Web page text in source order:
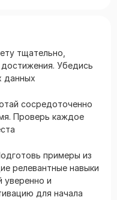
тщательно,
Убедись
данных
сосредоточенно
Проверь каждое
примеры из
релевантные навыки
уверенно и
для начала